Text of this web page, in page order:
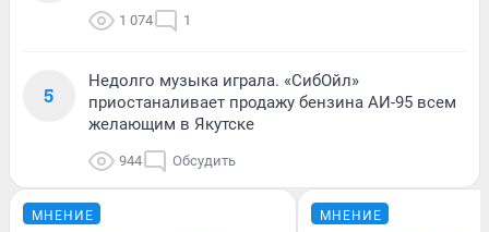
1 074 1
5
Недолго музыка играла. «СибОйл»
приостаналивает продажу бензина АИ-95 всем
желающим в Якутске
944 Обсудить
МНЕНИЕ МНЕНИЕ